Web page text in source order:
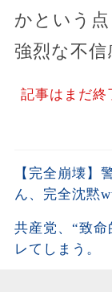
かという
強烈な不信
記事はまだ終
【完全崩壊】
ん、完全沈黙
共産党、“致
レてしまう。